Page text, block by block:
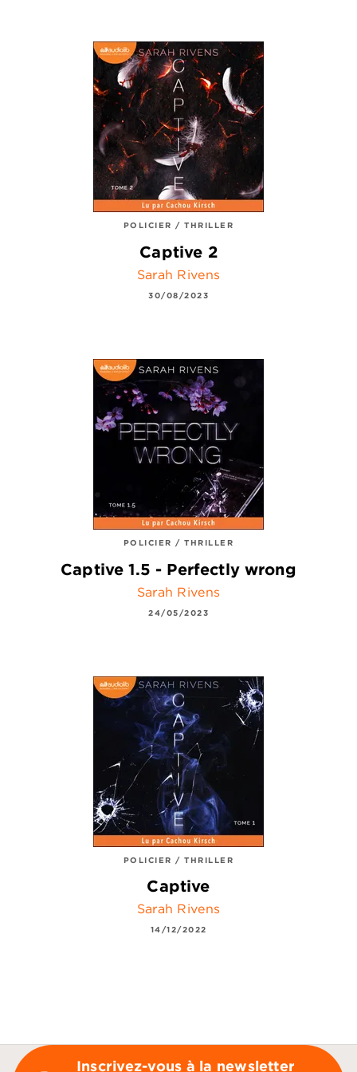
POLICIER / THRILLER
Captive 2
Sarah Rivens
30/08/2023
POLICIER / THRILLER
Captive 1.5 - Perfectly wrong
Sarah Rivens
24/05/2023
POLICIER / THRILLER
Captive
Sarah Rivens
14/12/2022
Inscrivez-vous à la newsletter